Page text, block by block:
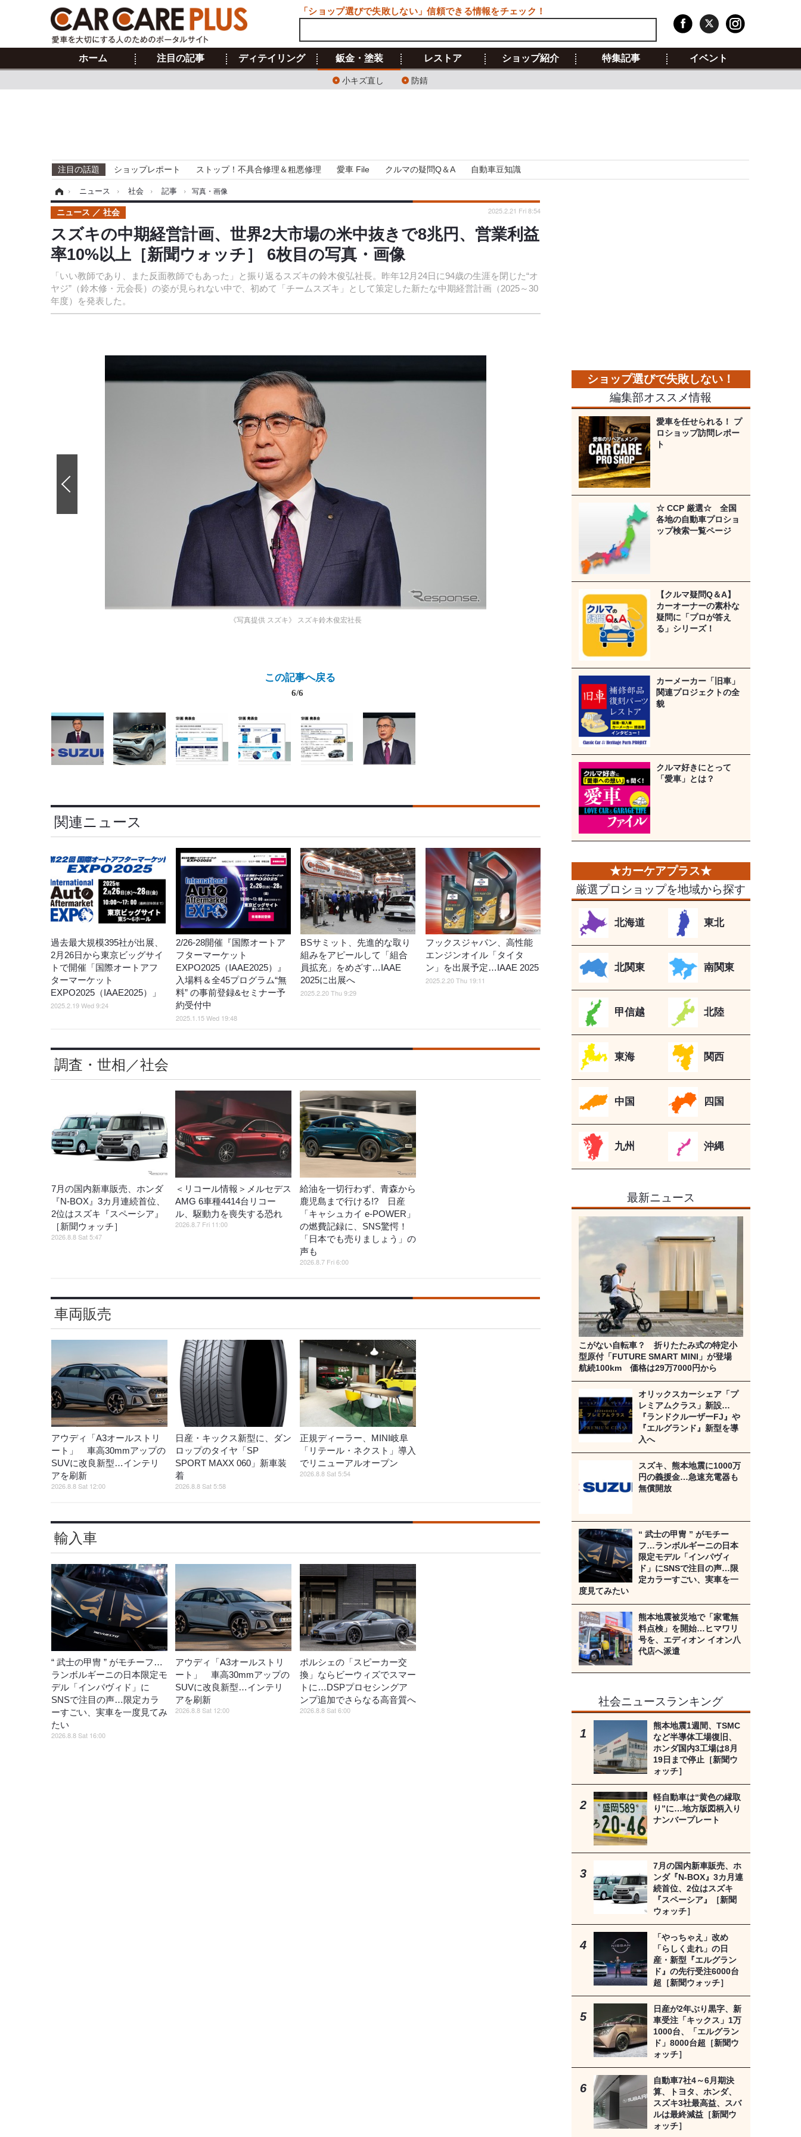
ホーム 注目の記事 ディテイリング 鈑金・塗装
小キズ直し 防錆
レストア ショップ紹介 特集記事 イベント
注目の話題 ショップレポート ストップ！不具合修理＆粗悪修理 愛車 File クルマの疑問Q＆A 自動車豆知識
› ニュース › 社会 › 記事 › 写真・画像
スズキの中期経営計画、世界2大市場の米中抜きで8兆円、営業利益
率10%以上［新聞ウォッチ］ 6枚目の写真・画像
「いい教師であり、また反面教師でもあった」と振り返るスズキの鈴木俊弘社長。昨年12月24日に94歳の生涯を閉じた“オ
ヤジ”（鈴木修・元会長）の姿が見られない中で、初めて「チームスズキ」として策定した新たな中期経営計画（2025～30
年度）を発表した。
ニュース 社会 2025.2.21 Fri 8:54
《写真提供 スズキ》 スズキ鈴木俊宏社長
この記事へ戻る
6/6
関連ニュース
過去最大規模395社が出展、
2月26日から東京ビッグサイ
トで開催「国際オートアフ
ターマーケット
EXPO2025（IAAE2025）」
2025.2.19 Wed 9:24
2/26-28開催『国際オートア
フターマーケット
EXPO2025（IAAE2025）』
入場料＆全45プログラム“無
料” の事前登録&セミナー予
約受付中
2025.1.15 Wed 19:48
BSサミット、先進的な取り
組みをアピールして「組合
員拡充」をめざす…IAAE
2025に出展へ
2025.2.20 Thu 9:29
フックスジャパン、高性能
エンジンオイル「タイタ
ン」を出展予定…IAAE 2025
2025.2.20 Thu 19:11
調査・世相／社会
7月の国内新車販売、ホンダ
『N-BOX』3カ月連続首位、
2位はスズキ『スペーシア』
［新聞ウォッチ］
2026.8.8 Sat 5:47
＜リコール情報＞メルセデス
AMG 6車種4414台リコー
ル、駆動力を喪失する恐れ
2026.8.7 Fri 11:00
給油を一切行わず、青森から
鹿児島まで行ける!? 日産
「キャシュカイ e-POWER」
の燃費記録に、SNS驚愕！
「日本でも売りましょう」の
声も
2026.8.7 Fri 6:00
車両販売
アウディ「A3オールストリ
ート」 車高30mmアップの
SUVに改良新型…インテリ
アを刷新
2026.8.8 Sat 12:00
日産・キックス新型に、ダン
ロップのタイヤ「SP
SPORT MAXX 060」新車装
着
2026.8.8 Sat 5:58
正規ディーラー、MINI岐阜
「リテール・ネクスト」導入
でリニューアルオープン
2026.8.8 Sat 5:54
輸入車
“ 武士の甲冑 ” がモチーフ…
ランボルギーニの日本限定モ
デル「インパヴィド」に
SNSで注目の声…限定カラ
ーすごい、実車を一度見てみ
たい
2026.8.8 Sat 16:00
アウディ「A3オールストリ
ート」 車高30mmアップの
SUVに改良新型…インテリ
アを刷新
2026.8.8 Sat 12:00
ポルシェの「スピーカー交
換」ならビーウィズでスマー
トに…DSPプロセシングア
ンプ追加でさらなる高音質へ
2026.8.8 Sat 6:00
編集部オススメ情報
愛車を任せられる！ プ
ロショップ訪問レポー
ト
☆ CCP 厳選☆ 全国
各地の自動車プロショ
ップ検索一覧ページ
【クルマ疑問Q＆A】
カーオーナーの素朴な
疑問に「プロが答え
る」シリーズ！
カーメーカー「旧車」
関連プロジェクトの全
貌
クルマ好きにとって
「愛車」とは？
厳選プロショップを地域から探す
北海道 東北
北関東 南関東
甲信越 北陸
東海 関西
中国 四国
九州 沖縄
最新ニュース
こがない自転車？ 折りたたみ式の特定小
型原付「FUTURE SMART MINI」が登場
航続100km 価格は29万7000円から
オリックスカーシェア「プ
レミアムクラス」新設…
『ランドクルーザーFJ』や
『エルグランド』新型を導
入へ
スズキ、熊本地震に1000万
円の義援金…急速充電器も
無償開放
“ 武士の甲冑 ” がモチー
フ…ランボルギーニの日本
限定モデル「インパヴィ
ド」にSNSで注目の声…限
定カラーすごい、実車を一
度見てみたい
熊本地震被災地で「家電無
料点検」を開始…ヒマワリ
号を、エディオン イオン八
代店へ派遣
社会ニュースランキング
熊本地震1週間、TSMC
など半導体工場復旧、
ホンダ国内3工場は8月
19日まで停止［新聞ウ
ォッチ］
軽自動車は“黄色の縁取
り”に…地方版図柄入り
ナンバープレート
7月の国内新車販売、ホ
ンダ『N-BOX』3カ月連
続首位、2位はスズキ
『スペーシア』［新聞
ウォッチ］
「やっちゃえ」改め
「らしく走れ」の日
産・新型『エルグラン
ド』の先行受注6000台
超［新聞ウォッチ］
日産が2年ぶり黒字、新
車受注「キックス」1万
1000台、「エルグラン
ド」8000台超［新聞ウ
ォッチ］
自動車7社4～6月期決
算、トヨタ、ホンダ、
スズキ3社最高益、スバ
ルは最終減益［新聞ウ
ォッチ］
「ショップ選びで失敗しない」信頼できる情報をチェック！